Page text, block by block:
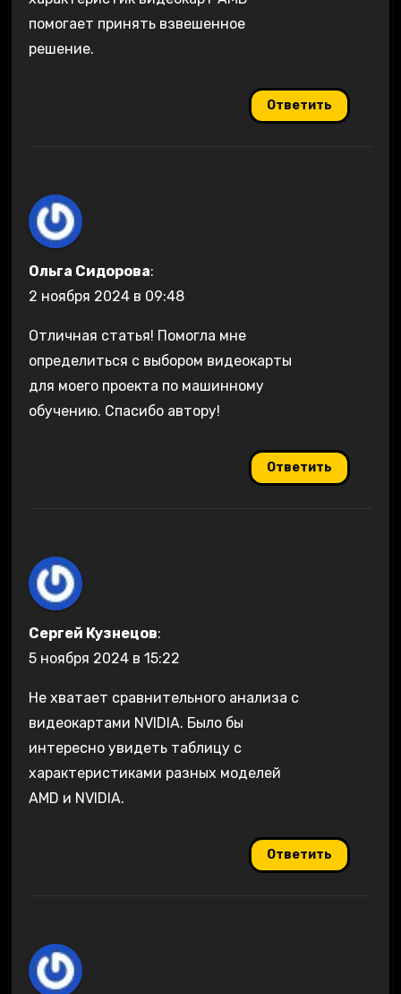
помогает принять взвешенное
решение.
Ответить
Ольга Сидорова:
2 ноября 2024 в 09:48
Отличная статья! Помогла мне
определиться с выбором видеокарты
для моего проекта по машинному
обучению. Спасибо автору!
Ответить
Сергей Кузнецов:
5 ноября 2024 в 15:22
Не хватает сравнительного анализа с
видеокартами NVIDIA. Было бы
интересно увидеть таблицу с
характеристиками разных моделей
AMD и NVIDIA.
Ответить